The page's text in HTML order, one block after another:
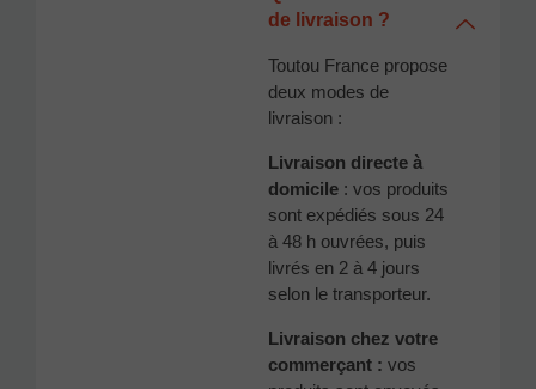
de livraison ?
Toutou France propose
deux modes de
livraison :
Livraison directe à
domicile : vos produits
sont expédiés sous 24
à 48 h ouvrées, puis
livrés en 2 à 4 jours
selon le transporteur.
Livraison chez votre
commerçant : vos